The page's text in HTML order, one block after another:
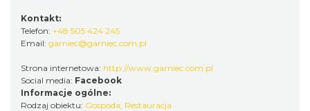
Kontakt:
Telefon: +48 505 424 245
Email: garniec@garniec.com.pl
Strona internetowa: http://www.garniec.com.pl
Social media: Facebook
Informacje ogólne:
Rodzaj obiektu: Gospoda, Restauracja